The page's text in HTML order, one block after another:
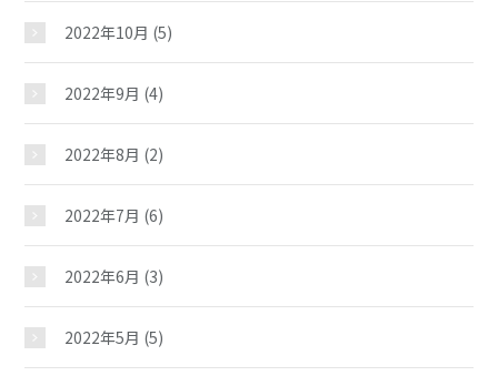
2022年10月 (5)
2022年9月 (4)
2022年8月 (2)
2022年7月 (6)
2022年6月 (3)
2022年5月 (5)